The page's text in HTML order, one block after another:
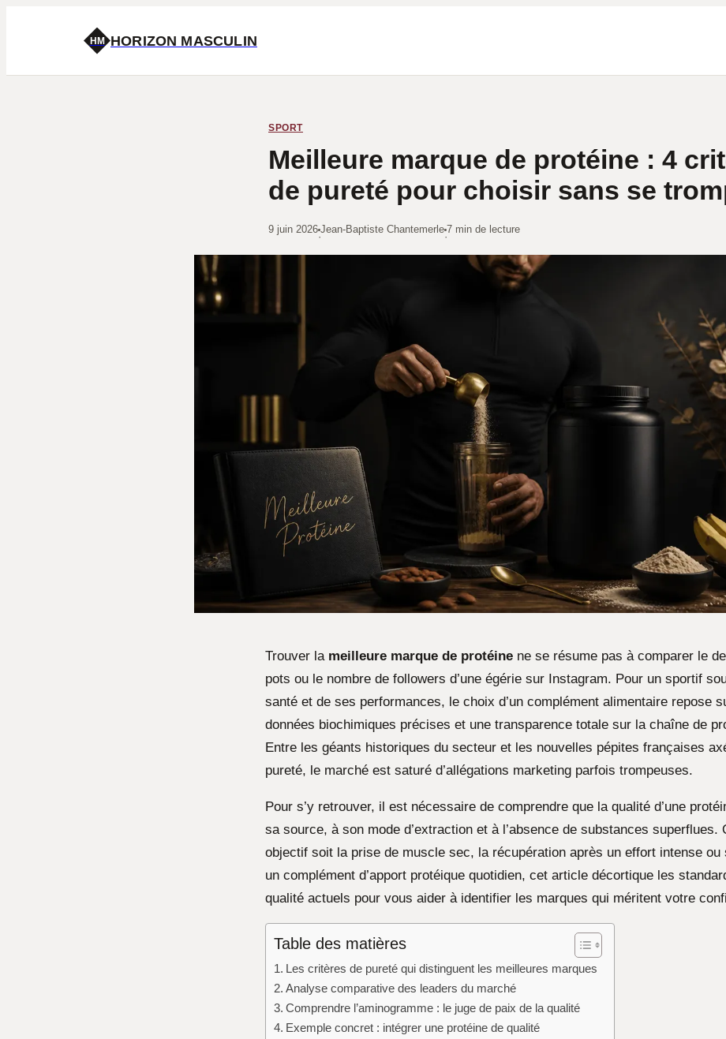
HM HORIZON MASCULIN
SPORT
Meilleure marque de protéine : 4
de pureté pour choisir sans se
9 juin 2026
·
Jean-Baptiste Chantemerle
·
7 min de lecture
Trouver la meilleure marque de protéine ne se résume pas à comparer le
pots ou le nombre de followers d’une égérie sur Instagram. Pour un sportif
santé et de ses performances, le choix d’un complément alimentaire repose
données biochimiques précises et une transparence totale sur la chaîne de
Entre les géants historiques du secteur et les nouvelles pépites françaises
pureté, le marché est saturé d’allégations marketing parfois trompeuses.
Pour s’y retrouver, il est nécessaire de comprendre que la qualité d’une
sa source, à son mode d’extraction et à l’absence de substances superflues.
objectif soit la prise de muscle sec, la récupération après un effort intense ou
un complément d’apport protéique quotidien, cet article décortique les
qualité actuels pour vous aider à identifier les marques qui méritent votre
Table des matières
Les critères de pureté qui distinguent les meilleures marques
Analyse comparative des leaders du marché
Comprendre l’aminogramme : le juge de paix de la qualité
Exemple concret : intégrer une protéine de qualité